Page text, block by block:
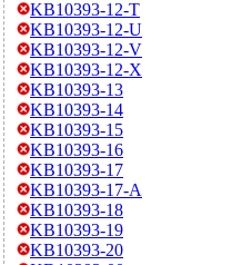
KB10393-12-T
KB10393-12-U
KB10393-12-V
KB10393-12-X
KB10393-13
KB10393-14
KB10393-15
KB10393-16
KB10393-17
KB10393-17-A
KB10393-18
KB10393-19
KB10393-20